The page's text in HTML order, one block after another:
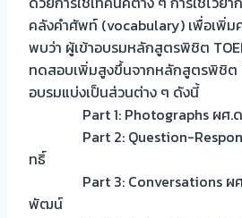
คลังคำศัพท์ (vocabulary) เพื่อเพิ่ม
พบว่า ผู้เข้าอบรมหลักสูตรพิชิต
ทดสอบเพิ่มสูงขึ้นจากหลักสูตรพิชิต
อบรมแบ่งเป็นส่วนต่าง ๆ ดังนี้
Part 1: Photographs ผศ.ดร.
Part 2: Question-
ทธิ์
Part 3: Conversations ผศ.
พัฒน์